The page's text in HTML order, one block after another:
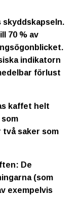
skyddskapseln.
70 % av
.
indikatorn
förlust
kaffet helt
två saker som
De
(som
exempelvis